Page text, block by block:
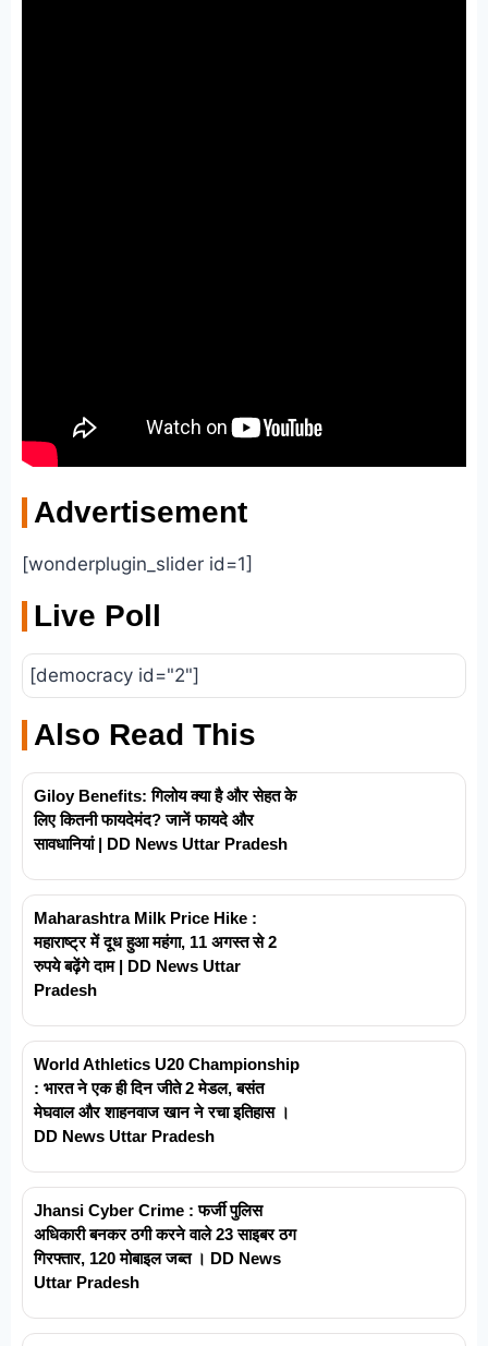
Advertisement
[wonderplugin_slider id=1]
Live Poll
[democracy id="2"]
Also Read This
Giloy Benefits: गिलोय क्या है और सेहत के
लिए कितनी फायदेमंद? जानें फायदे और
सावधानियां | DD News Uttar Pradesh
Maharashtra Milk Price Hike :
महाराष्ट्र में दूध हुआ महंगा, 11 अगस्त से 2
रुपये बढ़ेंगे दाम | DD News Uttar
Pradesh
World Athletics U20 Championship
: भारत ने एक ही दिन जीते 2 मेडल, बसंत
मेघवाल और शाहनवाज खान ने रचा इतिहास ।
DD News Uttar Pradesh
Jhansi Cyber Crime : फर्जी पुलिस
अधिकारी बनकर ठगी करने वाले 23 साइबर ठग
गिरफ्तार, 120 मोबाइल जब्त । DD News
Uttar Pradesh